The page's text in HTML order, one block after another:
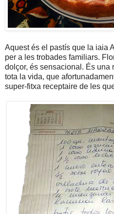
Aquest és el pastís que la iaia
per a les trobades familiars.
dolçor, és sensacional. És una
tota la vida, que
super-fitxa receptaire de les